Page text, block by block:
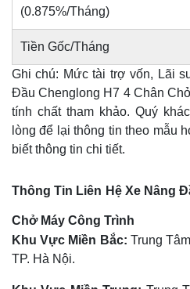
(0.875%/Tháng)
Tiền Gốc/Tháng
Ghi chú: Mức tài trợ vốn, Lãi
Đầu Chenglong H7 4 Chân
tính chất tham khảo. Quý
lòng để lại thông tin theo mẫu
biết thông tin chi tiết.
Thông Tin Liên Hệ Xe Nâng
Chở Máy Công Trình
Khu Vực Miền Bắc: Trung
TP. Hà Nội.